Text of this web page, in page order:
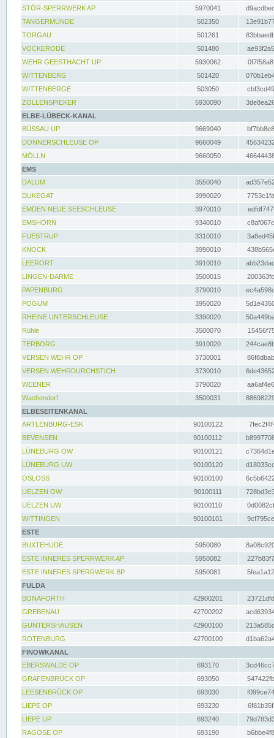
STÖR-SPERRWERK AP 5970041
TANGERMÜNDE
502350
TORGAU
501261
VOCKERODE
501480
WEHR GEESTHACHT UP
5930062
WITTENBERG
501420
WITTENBERGE
503050
ZOLLENSPIEKER
5930090
ELBE-LÜBECK-KANAL
BÜSSAU UP
9669040
DONNERSCHLEUSE OP
9660049
MÖLLN
9660050
EMS
DALUM
3550040
DUKEGAT
3990020
EMDEN NEUE SEESCHLEUSE
3970010
EMSHÖRN
9340010
FUESTRUP
3310010
KNOCK
3990010
LEERORT
3910010
LINGEN-DARME
3500015
PAPENBURG
3790010
POGUM
3950020
RHEINE UNTERSCHLEUSE
3390020
Rühle
3500070
TERBORG
3910020
VERSEN WEHR OP
3730001
VERSEN WEHRDURCHSTICH
3730010
WEENER
3790020
Wachendorf
3500031
ELBESEITENKANAL
ARTLENBURG-ESK
90100122
BEVENSEN
90100112
LÜNEBURG OW
90100121
LÜNEBURG UW
90100120
OSLOSS
90100100
UELZEN OW
90100111
UELZEN UW
90100110
WITTINGEN
90100101
ESTE
BUXTEHUDE
5950080
ESTE INNERES SPERRWERK AP
5950082
ESTE INNERES SPERRWERK BP
5950081
FULDA
BONAFORTH
42900201
GREBENAU
42700202
GUNTERSHAUSEN
42900100
ROTENBURG
42700100
FINOWKANAL
EBERSWALDE OP
693170
GRAFENBRÜCK OP
693050
LEESENBRÜCK OP
693030
LIEPE OP
693230
LIEPE UP
693240
RAGÖSE OP
693190